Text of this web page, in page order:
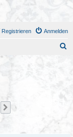
Anmelden
Registrieren
Nächste